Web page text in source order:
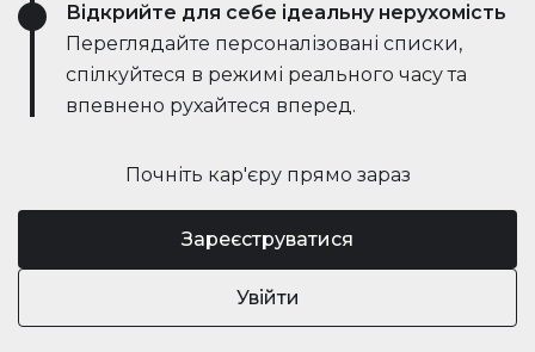
Почніть кар'єру прямо зараз
Зареєструватися
Увійти
Відкрийте для себе ідеальну нерухомість
Переглядайте персоналізовані списки,
спілкуйтеся в режимі реального часу та
впевнено рухайтеся вперед.